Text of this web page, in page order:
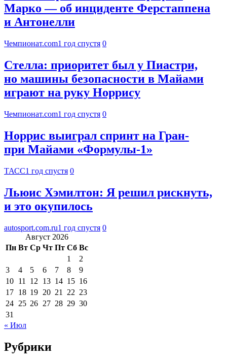
Марко — об инциденте Ферстаппена
и Антонелли
Чемпионат.com1 год спустя 0
Стелла: приоритет был у Пиастри,
но машины безопасности в Майами
играют на руку Норрису
Чемпионат.com1 год спустя 0
Норрис выиграл спринт на Гран-
при Майами «Формулы-1»
ТАСС1 год спустя 0
Льюис Хэмилтон: Я решил рискнуть,
и это окупилось
autosport.com.ru1 год спустя 0
Август 2026
Пн Вт Ср Чт Пт Сб Вс
1
2
3
4 5 6 7 8
9
10 11 12 13 14 15 16
17 18 19 20 21 22 23
24 25 26 27 28 29 30
31
« Июл
Рубрики